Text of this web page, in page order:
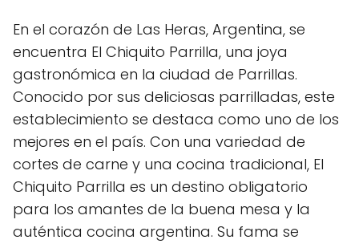
En el corazón de Las Heras, Argentina, se
encuentra El Chiquito Parrilla, una joya
gastronómica en la ciudad de Parrillas.
Conocido por sus deliciosas parrilladas, este
establecimiento se destaca como uno de los
mejores en el país. Con una variedad de
cortes de carne y una cocina tradicional, El
Chiquito Parrilla es un destino obligatorio
para los amantes de la buena mesa y la
auténtica cocina argentina. Su fama se